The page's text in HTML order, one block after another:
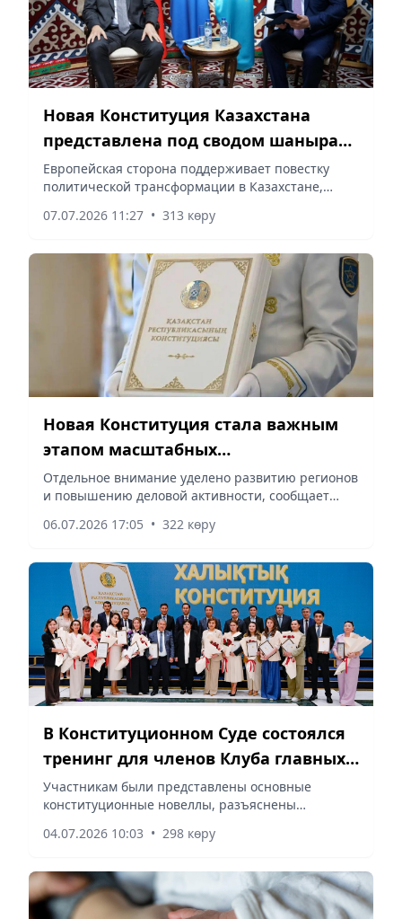
Новая Конституция Казахстана
представлена под сводом шанырака
в Брюсселе
Европейская сторона поддерживает повестку
политической трансформации в Казахстане,
07.07.2026 11:27 • 313 көру
Новая Конституция стала важным
этапом масштабных
преобразований в Казахстане
Отдельное внимание уделено развитию регионов
и повышению деловой активности, сообщает
06.07.2026 17:05 • 322 көру
В Конституционном Суде состоялся
тренинг для членов Клуба главных
редакторов и представителей СМИ
Участникам были представлены основные
конституционные новеллы, разъяснены
сообщает vapress.kz.
04.07.2026 10:03 • 298 көру